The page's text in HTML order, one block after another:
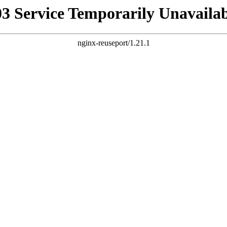
Service Temporarily
nginx-reuseport/1.21.1